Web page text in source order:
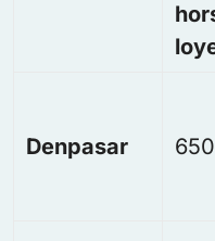
Denpasar 650